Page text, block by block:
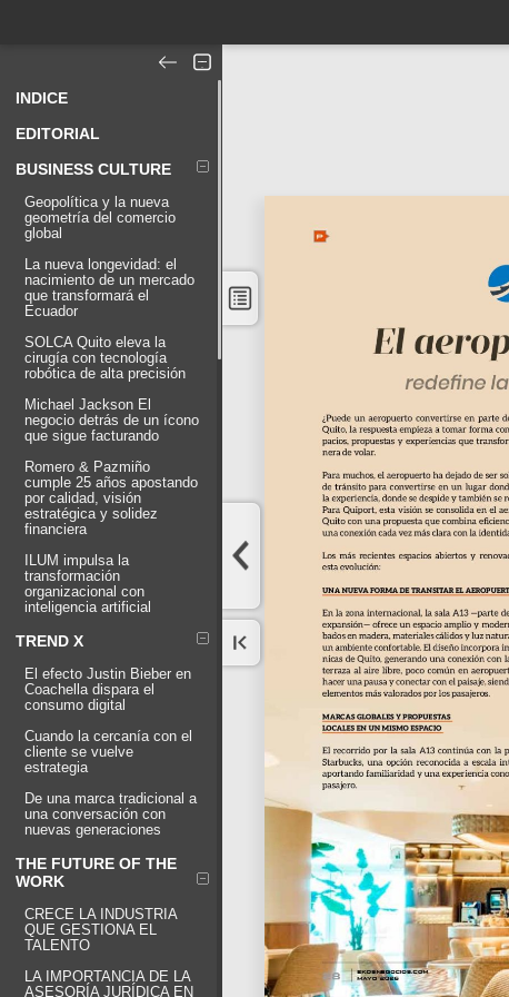
INDICE
EDITORIAL
BUSINESS CULTURE
Geopolítica y la nueva
geometría del comercio
global
La nueva longevidad: el
nacimiento de un mercado
que transformará el
Ecuador
SOLCA Quito eleva la
cirugía con tecnología
robótica de alta precisión
Michael Jackson El
negocio detrás de un ícono
que sigue facturando
Romero & Pazmiño
cumple 25 años apostando
por calidad, visión
estratégica y solidez
financiera
ILUM impulsa la
transformación
organizacional con
inteligencia artificial
TREND X
El efecto Justin Bieber en
Coachella dispara el
consumo digital
Cuando la cercanía con el
cliente se vuelve
estrategia
De una marca tradicional a
una conversación con
nuevas generaciones
THE FUTURE OF THE
WORK
CRECE LA INDUSTRIA
QUE GESTIONA EL
TALENTO
LA IMPORTANCIA DE LA
ASESORÍA JURÍDICA EN